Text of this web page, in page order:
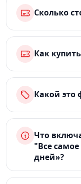
Сколько
Как
Какой это
Что
"Все
дней»?